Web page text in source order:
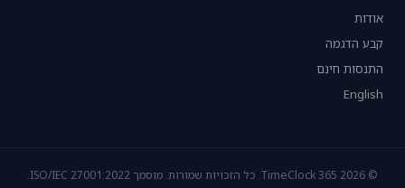
אודות
קבע הדגמה
התנסות חינם
English
© 2026 TimeClock 365. כל הזכויות שמורות. מוסמך ISO/IEC 27001:2022.